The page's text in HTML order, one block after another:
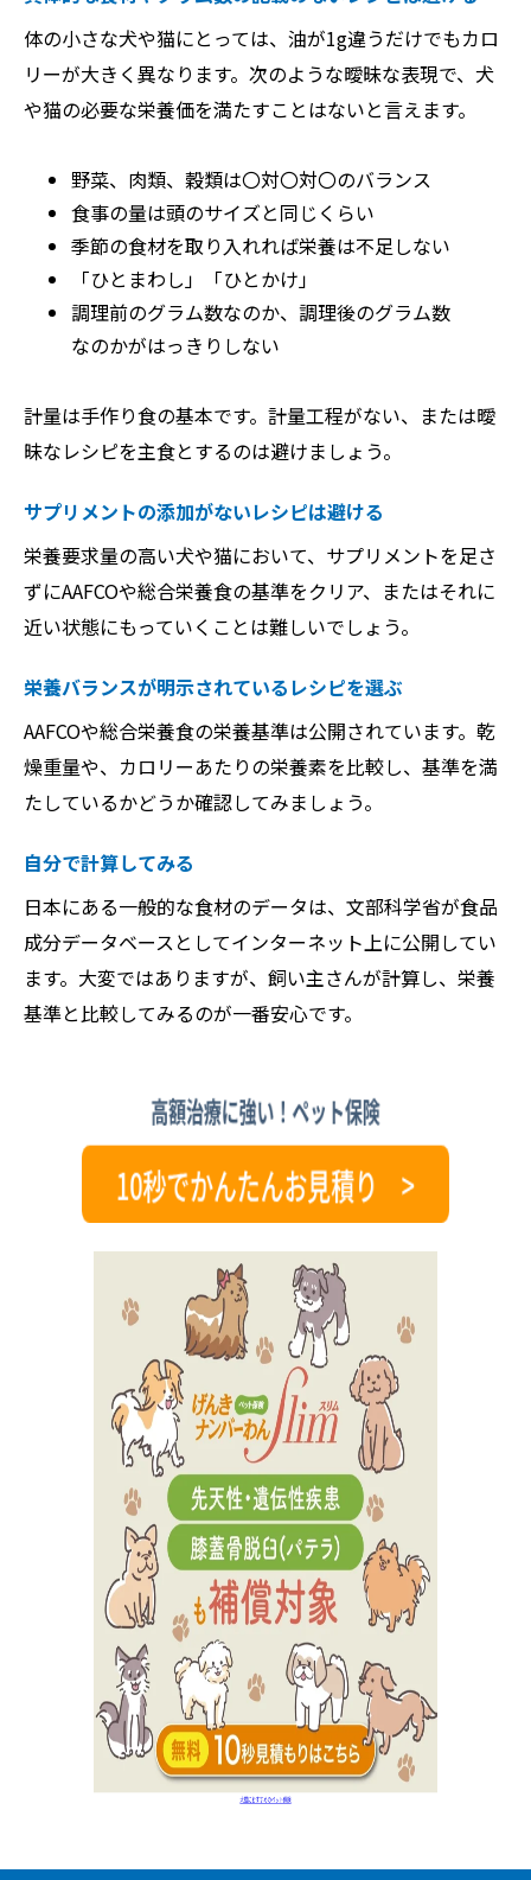
体の小さな犬や猫にとっては、油が1g違うだけでもカロ
リーが大きく異なります。次のような曖昧な表現で、犬
や猫の必要な栄養価を満たすことはないと言えます。
野菜、肉類、穀類は〇対〇対〇のバランス
食事の量は頭のサイズと同じくらい
季節の食材を取り入れれば栄養は不足しない
「ひとまわし」「ひとかけ」
調理前のグラム数なのか、調理後のグラム数
なのかがはっきりしない
計量は手作り食の基本です。計量工程がない、または曖
昧なレシピを主食とするのは避けましょう。
サプリメントの添加がないレシピは避ける
栄養要求量の高い犬や猫において、サプリメントを足さ
ずにAAFCOや総合栄養食の基準をクリア、またはそれに
近い状態にもっていくことは難しいでしょう。
栄養バランスが明示されているレシピを選ぶ
AAFCOや総合栄養食の栄養基準は公開されています。乾
燥重量や、カロリーあたりの栄養素を比較し、基準を満
たしているかどうか確認してみましょう。
自分で計算してみる
日本にある一般的な食材のデータは、文部科学省が食品
成分データベースとしてインターネット上に公開してい
ます。大変ではありますが、飼い主さんが計算し、栄養
基準と比較してみるのが一番安心です。